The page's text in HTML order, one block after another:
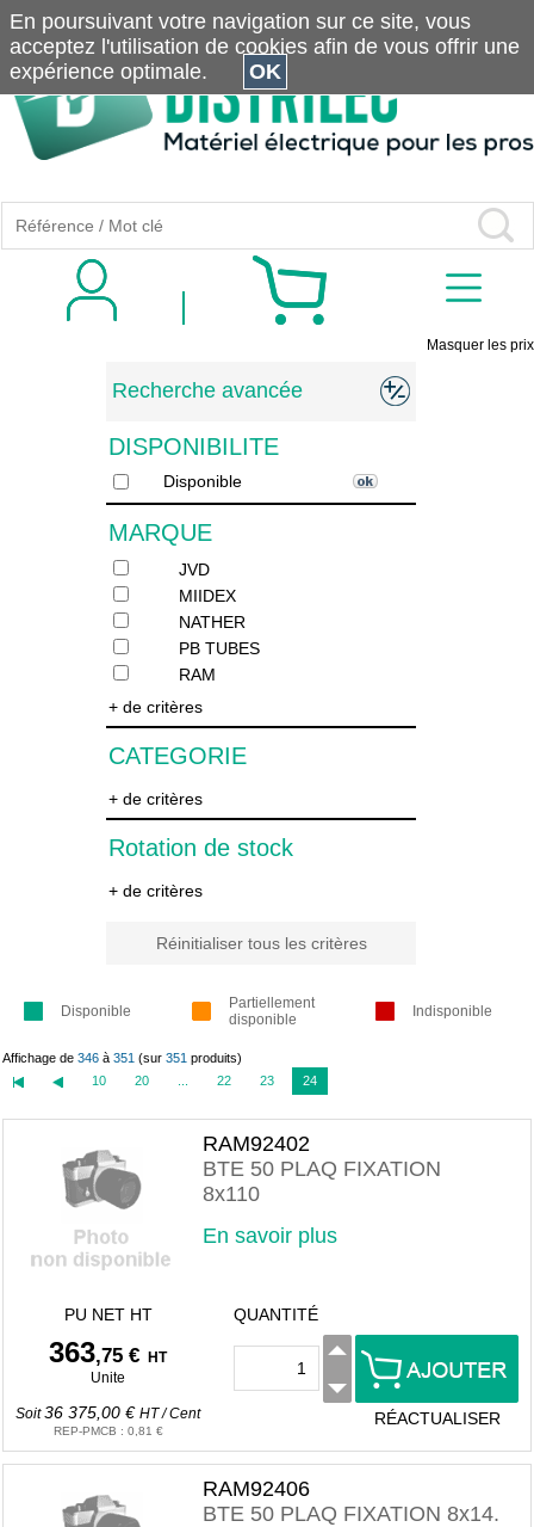
Masquer les prix
Recherche avancée
DISPONIBILITE
Disponible
MARQUE
JVD
MIIDEX
NATHER
PB TUBES
RAM
+ de critères
CATEGORIE
+ de critères
Rotation de stock
+ de critères
Réinitialiser tous les critères
Disponible
Partiellement
disponible
Indisponible
Affichage de 346 à 351 (sur 351 produits)
10
20 22 23 24
RAM92402
BTE 50 PLAQ FIXATION
8x110
En savoir plus
PU NET HT
363,75 €
HT
Unite
Soit36 375,00 € HT/Cent
REP-PMCB : 0,81 €
QUANTITÉ
RÉACTUALISER
RAM92406
BTE 50 PLAQ FIXATION 8x14.
En poursuivant votre navigation sur ce site, vous
acceptez l'utilisation de cookies afin de vous offrir une
expérience optimale.
OK